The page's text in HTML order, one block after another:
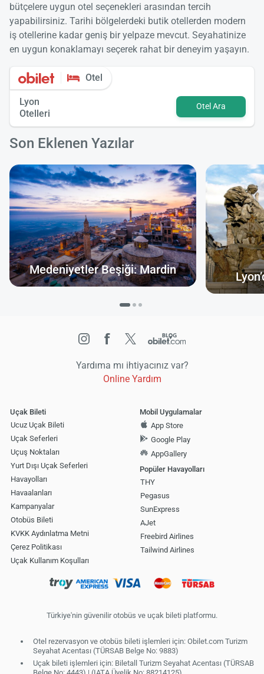
bütçelere uygun otel seçenekleri arasından tercih
yapabilirsiniz. Tarihi bölgelerdeki butik otellerden modern
iş otellerine kadar geniş bir yelpaze mevcut. Seyahatinize
en uygun konaklamayı seçerek rahat bir deneyim yaşayın.
Otel
Lyon
Otelleri
Otel Ara
Son Eklenen Yazılar
Medeniyetler Beşiği: Mardin
Yardıma mı ihtiyacınız var?
Online Yardım
Uçak Bileti
Ucuz Uçak Bileti
Uçak Seferleri
Uçuş Noktaları
Yurt Dışı Uçak Seferleri
Havayolları
Havaalanları
Kampanyalar
Otobüs Bileti
KVKK Aydınlatma Metni
Çerez Politikası
Uçak Kullanım Koşulları
Mobil Uygulamalar
App Store
Google Play
AppGallery
Popüler Havayolları
THY
Pegasus
SunExpress
AJet
Freebird Airlines
Tailwind Airlines
Türkiye'nin güvenilir otobüs ve uçak bileti platformu.
Otel rezervasyon ve otobüs bileti işlemleri için: Obilet.com Turizm
Seyahat Acentası (TÜRSAB Belge No: 9883)
Uçak bileti işlemleri için: Biletall Turizm Seyahat Acentası (TÜRSAB